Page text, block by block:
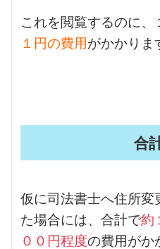
これを閲覧するのに、
１円の費用がかかりま
合
仮に司法書士へ住所変
た場合には、合計で約
００円程度の費用がか